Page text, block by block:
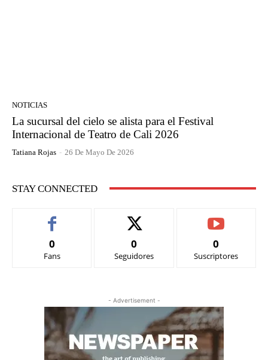
NOTICIAS
La sucursal del cielo se alista para el Festival
Internacional de Teatro de Cali 2026
Tatiana Rojas - 26 De Mayo De 2026
STAY CONNECTED
0
Fans
0
Seguidores
0
Suscriptores
- Advertisement -